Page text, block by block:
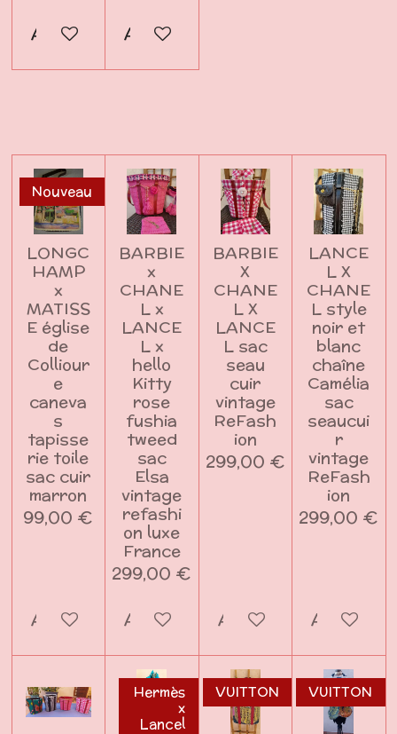
Ajouter au panierAjouter au panier
Nouveau
LONGC
HAMP
x
MATISS
E église
de
Colliour
e
caneva
s
tapisse
rie toile
sac cuir
marron
99,00 €
Ajouter au panier
BARBIE
x
CHANE
L x
LANCE
L x
hello
Kitty
rose
fushia
tweed
sac
Elsa
vintage
refashi
on luxe
France
299,00 €
Ajouter au panier
BARBIE
X
CHANE
L X
LANCE
L sac
seau
cuir
vintage
ReFash
ion
299,00 €
Ajouter au panier
LANCE
L X
CHANE
L style
noir et
blanc
chaîne
Camélia
sac
seaucui
r
vintage
ReFash
ion
299,00 €
Ajouter
Hermès
x
Lancel
VUITTON VUITTON